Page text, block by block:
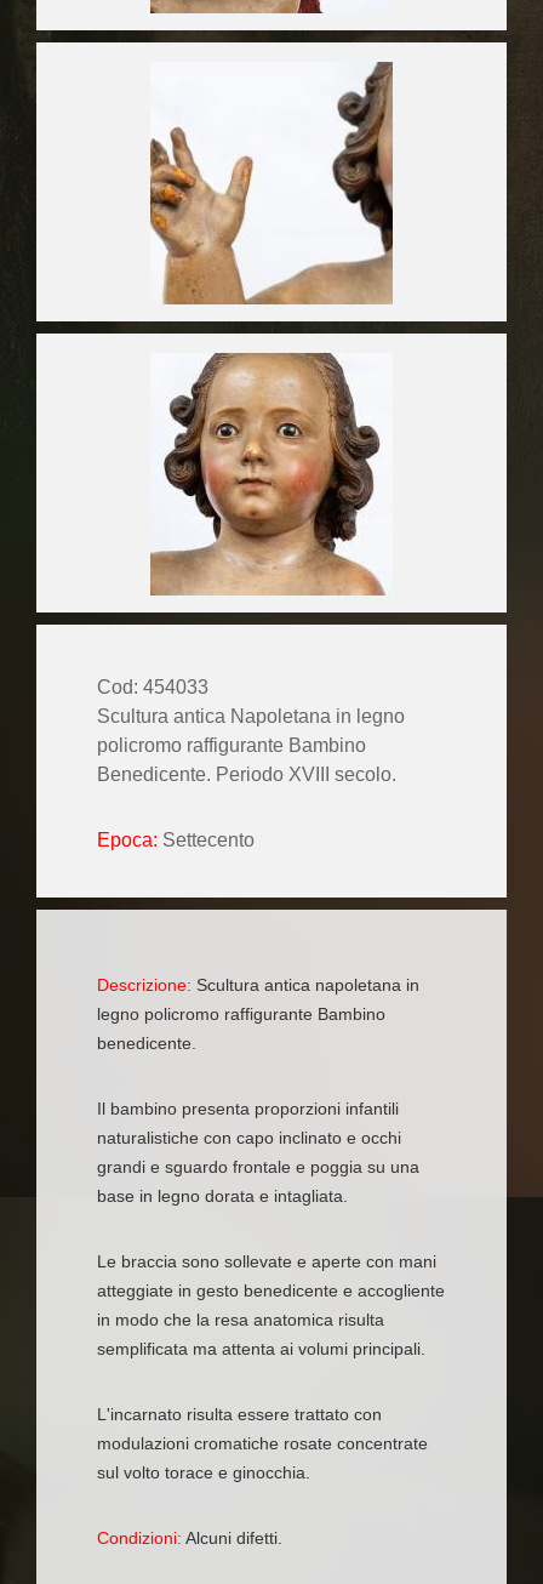
Cod: 454033
Scultura antica Napoletana in legno
policromo raffigurante Bambino
Benedicente. Periodo XVIII secolo.
Epoca: Settecento
Descrizione: Scultura antica napoletana in
legno policromo raffigurante Bambino
benedicente.
Il bambino presenta proporzioni infantili
naturalistiche con capo inclinato e occhi
grandi e sguardo frontale e poggia su una
base in legno dorata e intagliata.
Le braccia sono sollevate e aperte con mani
atteggiate in gesto benedicente e accogliente
in modo che la resa anatomica risulta
semplificata ma attenta ai volumi principali.
L'incarnato risulta essere trattato con
modulazioni cromatiche rosate concentrate
sul volto torace e ginocchia.
Condizioni: Alcuni difetti.